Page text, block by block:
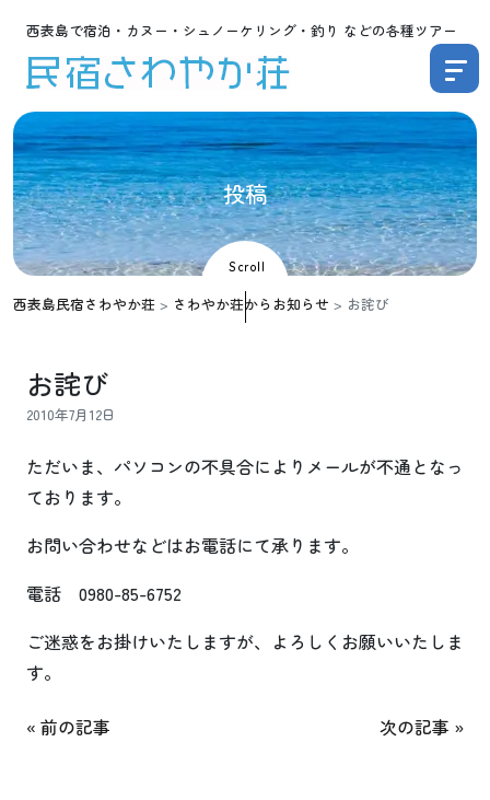
西表島で宿泊・カヌー・シュノーケリング・釣り などの各種ツアー
投稿
Scroll
西表島民宿さわやか荘 > さわやか荘からお知らせ > お詫び
お詫び
2010年7月12日
ただいま、パソコンの不具合によりメールが不通となっ
ております。
お問い合わせなどはお電話にて承ります。
電話 0980-85-6752
ご迷惑をお掛けいたしますが、よろしくお願いいたしま
す。
« 前の記事 次の記事 »